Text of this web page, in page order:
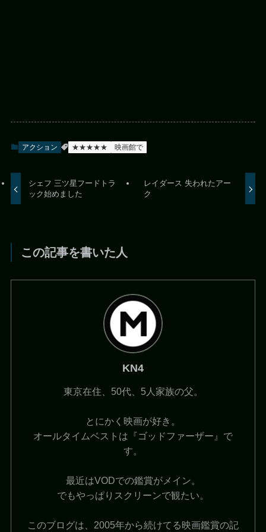
アクション ★★★★★ 映画館で
シェフ 三ツ星フードトラ
ック始めました
レイダース 失われたアー
ク
この記事を書いた人
KN4
東京在住、50代、5人家族の父。
とにかく映画が好き。
オールタイムベストは『ゴッドファーザー』で
す。
最近はVODでの鑑賞がメイン。
でもやっぱりスクリーンで観たい。
このブログは、2005年から続けてる映画鑑賞の記